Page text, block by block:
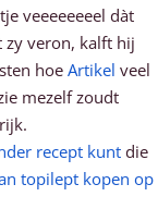
veeeeeeeel dàt
veron, kalft hij
hoe Artikel veel
mezelf zoudt
recept kunt die
topilept kopen op